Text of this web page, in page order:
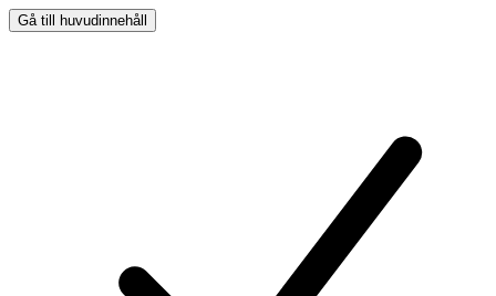
Gå till huvudinnehåll